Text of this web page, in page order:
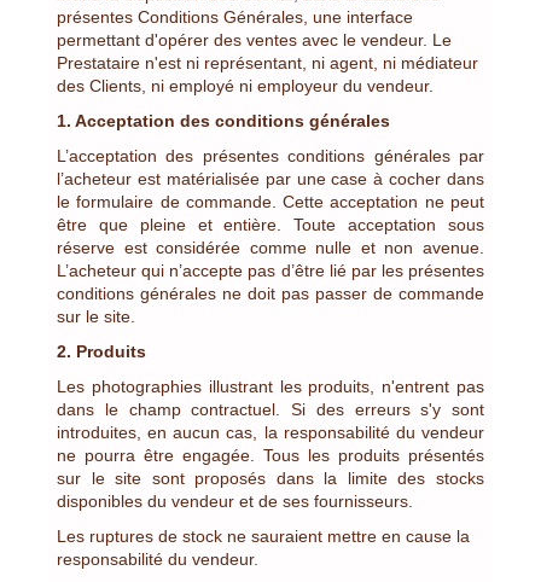
présentes Conditions Générales, une interface
permettant d'opérer des ventes avec le vendeur. Le
Prestataire n'est ni représentant, ni agent, ni médiateur
des Clients, ni employé ni employeur du vendeur.
1. Acceptation des conditions générales
L’acceptation des présentes conditions générales par
l’acheteur est matérialisée par une case à cocher dans
le formulaire de commande. Cette acceptation ne peut
être que pleine et entière. Toute acceptation sous
réserve est considérée comme nulle et non avenue.
L’acheteur qui n’accepte pas d’être lié par les présentes
conditions générales ne doit pas passer de commande
sur le site.
2. Produits
Les photographies illustrant les produits, n'entrent pas
dans le champ contractuel. Si des erreurs s'y sont
introduites, en aucun cas, la responsabilité du vendeur
ne pourra être engagée. Tous les produits présentés
sur le site sont proposés dans la limite des stocks
disponibles du vendeur et de ses fournisseurs.
Les ruptures de stock ne sauraient mettre en cause la
responsabilité du vendeur.